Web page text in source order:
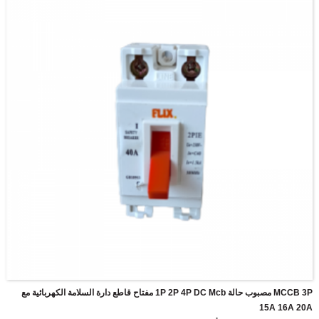
MCCB 3P مصبوب حالة 1P 2P 4P DC Mcb مفتاح قاطع دارة السلامة الكهربائية مع
15A 16A 20A